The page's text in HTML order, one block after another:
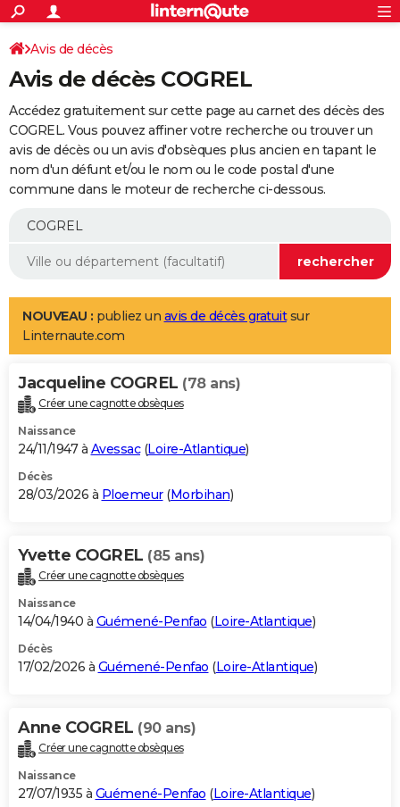
ACTUALITÉS
Politique
Société
Faits Divers
Education
Monde
Villes
+
SPORT
Coupe du monde 2026
Football
Tennis
Cyclisme
Rugby
Forum
Programme TV
TNT
Streaming
Cinéma
Sorties cinéma
Musique
+
FINANCE
Retraite
Epargne
Immobilier
Risques naturels par ville
Banque
Assurance
AUTO
Essais
Réserver un essai
Citadines
Berlines
SUV
Forum auto
+
Mobiles
Meilleur smartphone
Internet
Ordinateurs
Jeux vidéo
Guide high-tech
Aménagement intérieur
LIFESTYLE
Art de vivre
Bien-être
Loisirs
Mode
Modes de vie
Alimentation
Guide de la santé
Maladies
Médicaments
Sommeil
VOYAGE
Destinations
City break
Voyage nature
Voyage de noces
Forum
Climat
+PHOTO
GUIDES D'ACHAT
BONS PLANS
Carte de Noël
Carte Bonne année
Carte Saint-Valentin
Carte Pâques
Carte d'anniversaire
DICTIONNAIRE
Dictionnaire
Biographies
Citations
Expressions
Proverbes
PROGRAMME TV
S'inscrire
Se connecter
Lycées
Collèges
Primaires
Universités
Entreprises
Service militaire
Avis de recherche
AVIS DE DÉCÈS
Bricolage
Lifestyle
Culture
Sport
Auto
Television
Voyage
Cinema
Avis de décès
Avis de décès COGREL
Accédez gratuitement sur cette page au carnet des décès des
COGREL. Vous pouvez affiner votre recherche ou trouver un
avis de décès ou un avis d'obsèques plus ancien en tapant le
nom d'un défunt et/ou le nom ou le code postal d'une
commune dans le moteur de recherche ci-dessous.
NOUVEAU : publiez un avis de décès gratuitsur
Linternaute.com
Jacqueline COGREL (78 ans)
Créer une cagnotte obsèques
Naissance
24/11/1947 à Avessac(Loire-Atlantique)
Décès
28/03/2026 à Ploemeur(Morbihan)
Yvette COGREL (85 ans)
Créer une cagnotte obsèques
Naissance
14/04/1940 à Guémené-Penfao (Loire-Atlantique)
Décès
17/02/2026 à Guémené-Penfao (Loire-Atlantique)
Anne COGREL (90 ans)
Créer une cagnotte obsèques
Naissance
27/07/1935 à Guémené-Penfao (Loire-Atlantique)